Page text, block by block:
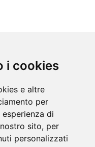
i cookies
e altre
per
di
sito, per
personalizzati